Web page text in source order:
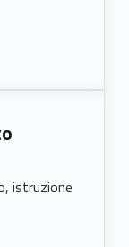
istruzione